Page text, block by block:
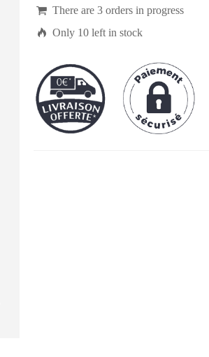
 There are 3orders in progress
 Only 10left in stock